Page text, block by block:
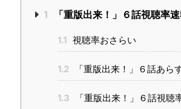
1 「重版出来！」６話視聴率速
1.1 視聴率おさらい
1.2 「重版出来！」６話あら
1.3 「重版出来！」６話視聴